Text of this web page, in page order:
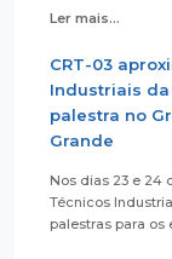
Ler mais...
CRT-03
Industriais
palestra no
Grande
Nos dias 23 e 24
Técnicos
palestras para